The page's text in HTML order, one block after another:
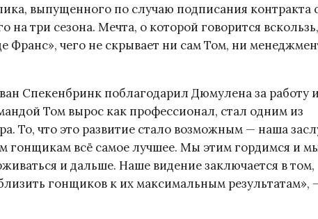
выпущенного по случаю подписания контракта
на три сезона. Мечта, о которой говорится
Франс», чего не скрывает ни сам Том, ни
Спекенбринк поблагодарил Дюмулена за работу и
Том вырос как профессионал, стал одним из
То, что это развитие стало возможным — наша
гонщикам всё самое лучшее. Мы этим гордимся и
и дальше. Наше видение заключается в том,
гонщиков к их максимальным результатам»,